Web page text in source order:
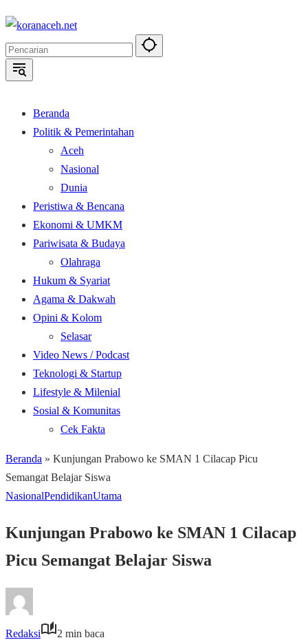
Langsung
konten
Beranda
Politik & Pemerintahan
Aceh
Nasional
Dunia
Peristiwa & Bencana
Ekonomi & UMKM
Pariwisata & Budaya
Olahraga
Hukum & Syariat
Agama & Dakwah
Opini & Kolom
Selasar
Video News / Podcast
Teknologi & Startup
Lifestyle & Milenial
Sosial & Komunitas
Cek Fakta
Beranda » Kunjungan Prabowo ke SMAN 1 Cilacap Picu
Semangat Belajar Siswa
NasionalPendidikanUtama
Kunjungan Prabowo ke SMAN 1 Cilacap
Picu Semangat Belajar Siswa
Redaksi
2 min baca